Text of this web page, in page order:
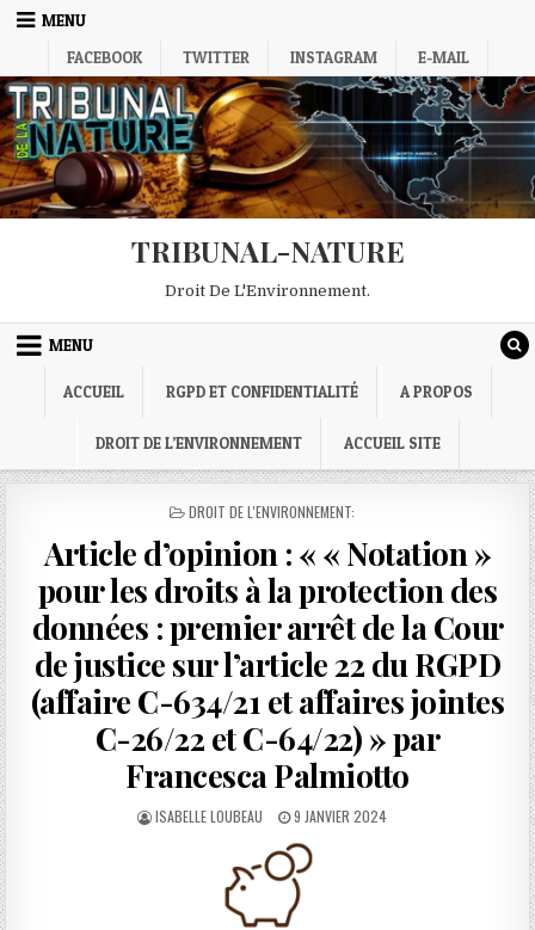
MENU
FACEBOOK
TWITTER INSTAGRAM E-MAIL
TRIBUNAL-NATURE
Droit De L'Environnement.
MENU
ACCUEIL RGPD ET CONFIDENTIALITÉ A PROPOS
DROIT DE L’ENVIRONNEMENT ACCUEIL SITE
POSTED
DROIT DE L'ENVIRONNEMENT:
Article d’opinion : « « Notation »
pour les droits à la protection des
données : premier arrêt de la Cour
de justice sur l’article 22 du RGPD
(affaire C-634/21 et affaires jointes
C-26/22 et C-64/22) » par
Francesca Palmiotto
AUTHOR:
ISABELLE LOUBEAU
PUBLISHED
9 JANVIER 2024